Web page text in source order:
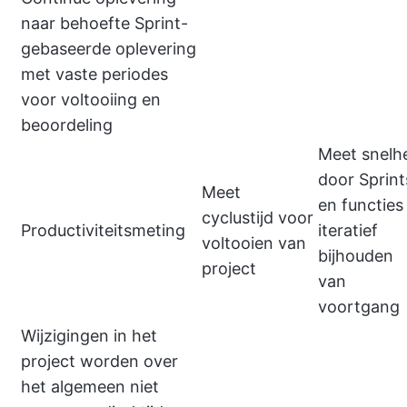
naar behoefte Sprint-
gebaseerde oplevering
met vaste periodes
voor voltooiing en
beoordeling
Productiviteitsmeting
Meet
cyclustijd voor
voltooien van
project
Meet
door
en functies
iteratief
bijhouden
van
voortgang
Wijzigingen in het
project worden over
het algemeen niet